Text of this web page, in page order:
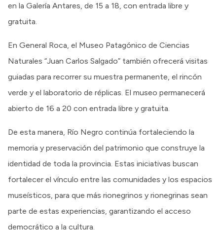
en la Galería Antares, de 15 a 18, con entrada libre y
gratuita.
En General Roca, el Museo Patagónico de Ciencias
Naturales “Juan Carlos Salgado” también ofrecerá visitas
guiadas para recorrer su muestra permanente, el rincón
verde y el laboratorio de réplicas. El museo permanecerá
abierto de 16 a 20 con entrada libre y gratuita.
De esta manera, Río Negro continúa fortaleciendo la
memoria y preservación del patrimonio que construye la
identidad de toda la provincia. Estas iniciativas buscan
fortalecer el vínculo entre las comunidades y los espacios
museísticos, para que más rionegrinos y rionegrinas sean
parte de estas experiencias, garantizando el acceso
democrático a la cultura.